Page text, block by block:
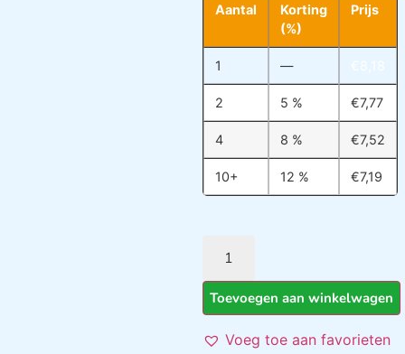
Aantal
Korting
(%)
Prijs
1 —
2 5 % €7,77
4 8 % €7,52
10+ 12 % €7,19
Toevoegen aan winkelwagen
Voeg toe aan favorieten